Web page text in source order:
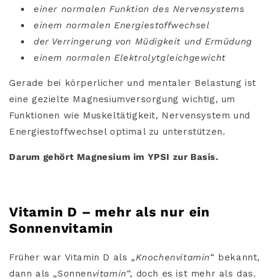
einer normalen Funktion des Nervensystems
einem normalen Energiestoffwechsel
der Verringerung von Müdigkeit und Ermüdung
einem normalen Elektrolytgleichgewicht
Gerade bei körperlicher und mentaler Belastung ist
eine gezielte Magnesiumversorgung wichtig, um
Funktionen wie Muskeltätigkeit, Nervensystem und
Energiestoffwechsel optimal zu unterstützen.
Darum gehört Magnesium im YPSI zur Basis.
Vitamin D – mehr als nur ein
Sonnenvitamin
Früher war Vitamin D als „Knochenvitamin“ bekannt,
dann als „Sonnenvitamin“, doch es ist mehr als das.